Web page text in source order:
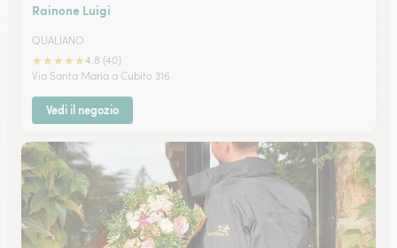
Rainone Luigi
QUALIANO
★★★★★4.8 (40)
Via Santa Maria a Cubito 316
Vedi il negozio